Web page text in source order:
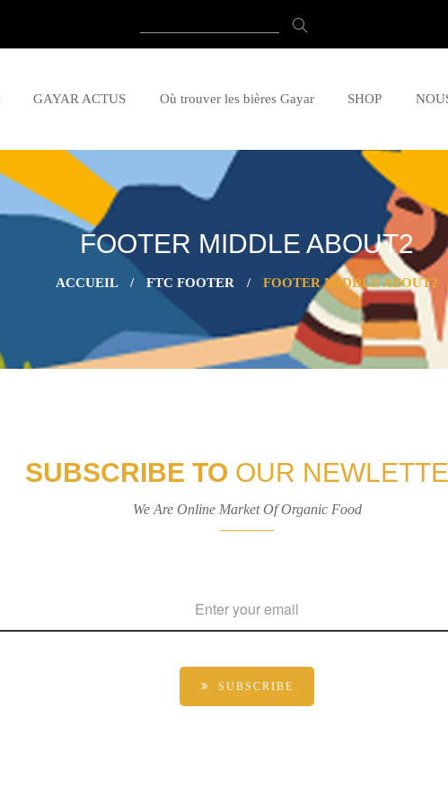
GAYAR ACTUS Où trouver les bières Gayar SHOP
FOOTER MIDDLE ABOUT2
ACCUEIL / FTC FOOTER / FOOTER MIDDLE ABOUT2
SUBSCRIBE TO OUR
We Are Online Market Of Organic Food
SUBSCRIBE